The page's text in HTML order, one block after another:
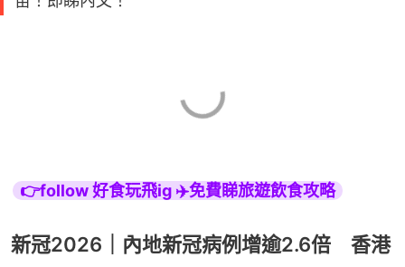
👉follow 好食玩飛ig ✈️免費睇旅遊飲食攻略
新冠2026｜內地新冠病例增逾2.6倍 香港